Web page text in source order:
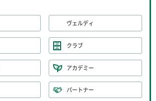
ヴェルディ
クラブ
アカデミー
パートナー